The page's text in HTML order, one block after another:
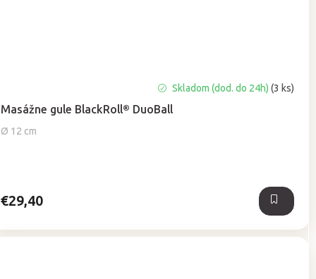
Masážne gule BlackRoll® DuoBall
Ø 12 cm
hodnotenie
produktu
je
Skladom (dod. do 24h)(3 ks)
€29,40